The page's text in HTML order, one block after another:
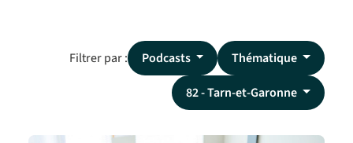
Filtrer par : Podcasts
Thématique
82 - Tarn-et-Garonne